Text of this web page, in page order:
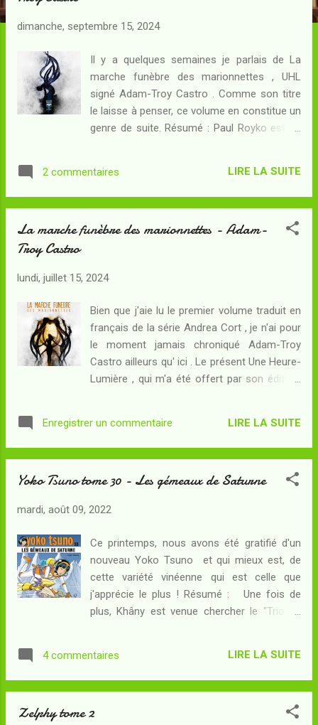
dimanche, septembre 15, 2024
Il y a quelques semaines je parlais de La
marche funèbre des marionnettes , UHL
signé Adam-Troy Castro . Comme son titre
le laisse à penser, ce volume en constitue un
genre de suite. Résumé : Paul Royko est un
employeur commercialise ensuite à son
public. Ce dernier appréciant les expériences
l'envoie : sur ce monde sans réelle
spectateurs humains ou extraterrestres
porteuse de lourdes modifications s'est
introduite dans le ballet des "marionnettes"
et a aussitôt démontré que l'humanité
pouvait y contribuer... produisant un nouvel
intérêt pour ce macabre spectacle et
rencontrer trois personnes dont deux vont
moindre des trois pourra...
2 commentaires LIRE LA SUITE
La marche funèbre des marionnettes - Adam-
Troy Castro
lundi, juillet 15, 2024
Bien que j'aie lu le premier volume traduit en
français de la série Andrea Cort , je n'ai pour
le moment jamais chroniqué Adam-Troy
Castro ailleurs qu' ici . Le présent Une Heure-
Lumière , qui m'a été offert par son éditeur,
participation au Summer StarWars : Ahsoka
du RSFBlog . Résumé : Sur Vlhan, les
"marionnettes") se livrent tous les ans à un
attire des curieux venus de toutes les
Alex Gordon est l'un d'entre eux :
exolinguiste, il cherche à résoudre l'énigme
du langage des Vlhanis. Mais, alors qu'il
s'apprête à observer son troisième Ballet,
voici qu'une femme humaine apparaît au
pourquoi les Vlhanis l'ont-elle admise parmi
Enregistrer un commentaire LIRE LA SUITE
Yoko Tsuno tome 30 - Les gémeaux de Saturne
mardi, août 09, 2022
Ce printemps, nous avons été gratifié d'un
nouveau Yoko Tsuno et qui mieux est, de
cette variété vinéenne qui est celle que
j'apprécie le plus ! Résumé : Une fois de
plus, Khâny est venue chercher le "Trio de
Saturne où une "comète morte" émet un
mystérieux appel à l'aide. Il semblerait qu'une
piégée sur ce corps céleste qui porte les
4 commentaires LIRE LA SUITE
Zelphy tome 2